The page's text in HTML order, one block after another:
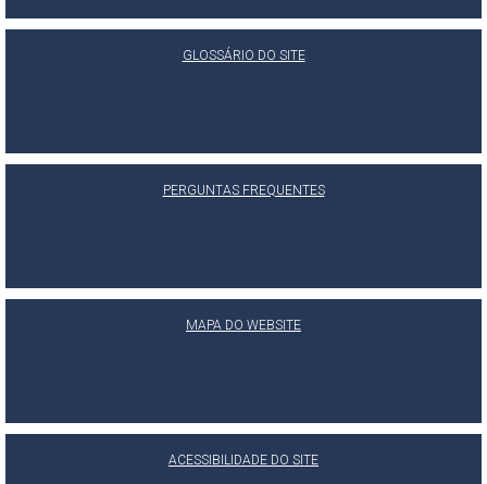
GLOSSÁRIO DO SITE
PERGUNTAS FREQUENTES
MAPA DO WEBSITE
ACESSIBILIDADE DO SITE